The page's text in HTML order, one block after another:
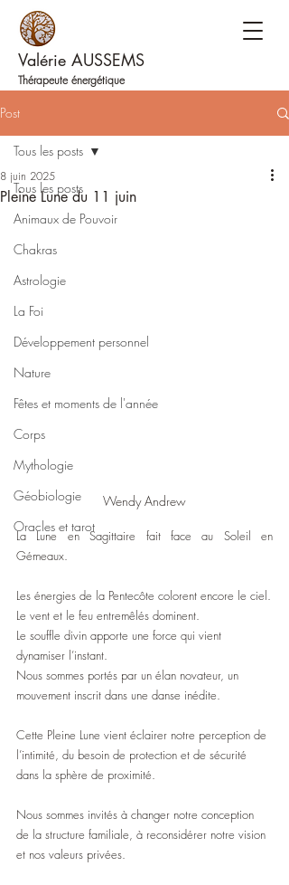
Valérie AUSSEMS
Thérapeute énergétique
Post
Tous les posts
Animaux de Pouvoir
Chakras
Astrologie
La Foi
Développement personnel
Nature
Fêtes et moments de l'année
Corps
Mythologie
Géobiologie
Oracles et tarot
Tous les posts
Pleine Lune du 11 juin
8 juin 2025
Wendy Andrew
La Lune en Sagittaire fait face au Soleil en
Gémeaux.
Les énergies de la Pentecôte colorent encore le ciel.
Le vent et le feu entremêlés dominent.
Le souffle divin apporte une force qui vient
dynamiser l’instant.
Nous sommes portés par un élan novateur, un
mouvement inscrit dans une danse inédite.
Cette Pleine Lune vient éclairer notre perception de
l’intimité, du besoin de protection et de sécurité
dans la sphère de proximité.
Nous sommes invités à changer notre conception
de la structure familiale, à reconsidérer notre vision
et nos valeurs privées.